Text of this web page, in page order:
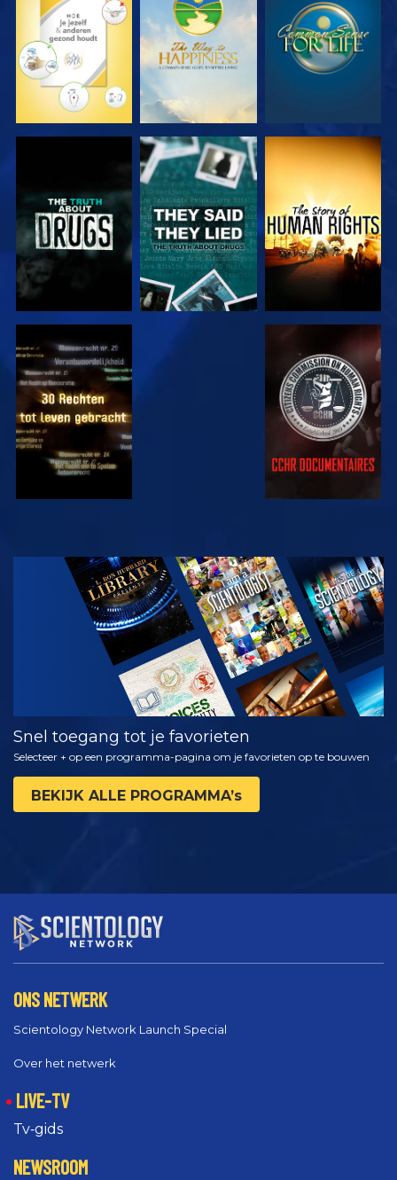
KIJK KIJK
KIJK KIJK
KIJK
VERKEN DE
SERIE
Snel toegang tot je favorieten
Selecteer + op een programma-pagina om je favorieten op te bouwen
BEKIJK ALLE PROGRAMMA’s
ONS NETWERK
Scientology Network Launch Special
Over het netwerk
LIVE-TV
Tv‑gids
NEWSROOM